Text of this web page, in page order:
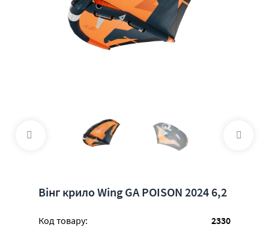
Вінг крило Wing GA POISON 2024 6,2
Код товару:
2330